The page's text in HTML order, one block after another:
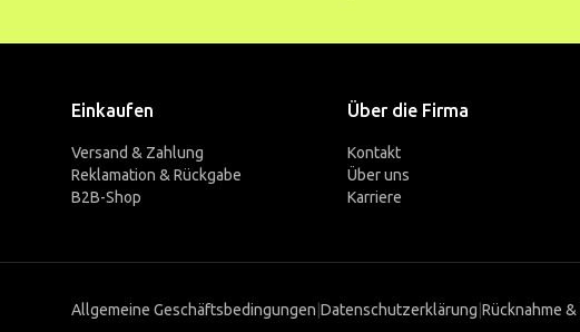
Einkaufen
Versand & Zahlung
Reklamation & Rückgabe
B2B-Shop
Über die Firma
Kontakt
Über uns
Karriere
Allgemeine Geschäftsbedingungen Datenschutzerklärung Rücknahme